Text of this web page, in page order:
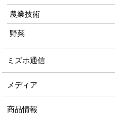
農業技術
野菜
ミズホ通信
メディア
商品情報